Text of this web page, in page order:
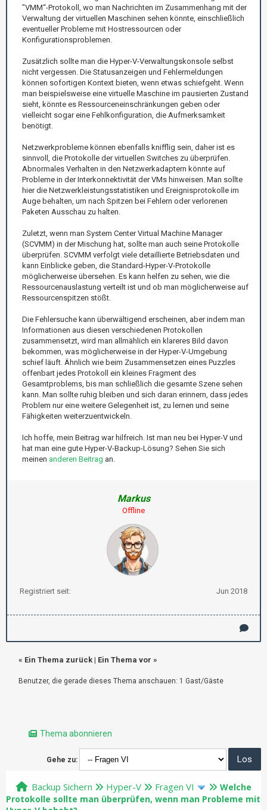
"VMM“-Protokoll, wo man Nachrichten im Zusammenhang mit der
Verwaltung der virtuellen Maschinen sehen könnte, einschließlich
eventueller Probleme mit Hostressourcen oder
Konfigurationsproblemen.
Zusätzlich sollte man die Hyper-V-Verwaltungskonsole selbst
nicht vergessen. Die Statusanzeigen und Fehlermeldungen
können sofortigen Kontext bieten, wenn etwas schiefgeht. Wenn
man beispielsweise eine virtuelle Maschine im pausierten Zustand
sieht, könnte es Ressourceneinschränkungen geben oder
vielleicht sogar eine Fehlkonfiguration, die Aufmerksamkeit
benötigt.
Netzwerkprobleme können ebenfalls knifflig sein, daher ist es
sinnvoll, die Protokolle der virtuellen Switches zu überprüfen.
Abnormales Verhalten in den Netzwerkadaptern könnte auf
Probleme in der Interkonnektivität der VMs hinweisen. Man sollte
hier die Netzwerkleistungsstatistiken und Ereignisprotokolle im
Auge behalten, um nach Spitzen bei Fehlern oder verlorenen
Paketen Ausschau zu halten.
Zuletzt, wenn man System Center Virtual Machine Manager
(SCVMM) in der Mischung hat, sollte man auch seine Protokolle
überprüfen. SCVMM verfolgt viele detaillierte Betriebsdaten und
kann Einblicke geben, die Standard-Hyper-V-Protokolle
möglicherweise übersehen. Es kann helfen zu sehen, wie die
Ressourcenauslastung verteilt ist und ob man möglicherweise auf
Ressourcenspitzen stößt.
Die Fehlersuche kann überwältigend erscheinen, aber indem man
Informationen aus diesen verschiedenen Protokollen
zusammensetzt, wird man allmählich ein klareres Bild davon
bekommen, was möglicherweise in der Hyper-V-Umgebung
schief läuft. Ähnlich wie beim Zusammensetzen eines Puzzles
offenbart jedes Protokoll ein kleines Fragment des
Gesamtproblems, bis man schließlich die gesamte Szene sehen
kann. Man sollte ruhig bleiben und sich daran erinnern, dass jedes
Problem nur eine weitere Gelegenheit ist, zu lernen und seine
Fähigkeiten weiterzuentwickeln.
Ich hoffe, mein Beitrag war hilfreich. Ist man neu bei Hyper-V und
hat man eine gute Hyper-V-Backup-Lösung? Sehen Sie sich
meinen anderen Beitrag an.
Markus
Offline
Registriert seit: Jun 2018
« Ein Thema zurück | Ein Thema vor »
Benutzer, die gerade dieses Thema anschauen: 1 Gast/Gäste
Thema abonnieren
Gehe zu:
Backup Sichern Hyper-V Fragen VI
Welche
Protokolle sollte man überprüfen, wenn man Probleme mit